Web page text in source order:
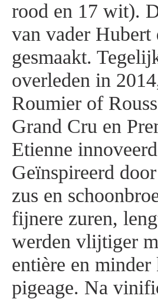
rood en 17 wit).
van vader
gesmaakt.
overleden in
Roumier of
Grand Cru en
Etienne
Geïnspireerd
zus en
fijnere zuren,
werden vlijtiger
entière en
pigeage. Na